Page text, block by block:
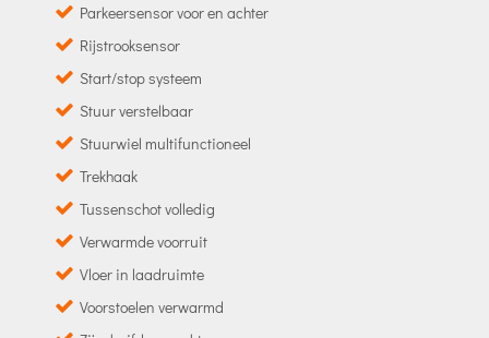
Parkeersensor voor en achter
Rijstrooksensor
Start/stop systeem
Stuur verstelbaar
Stuurwiel multifunctioneel
Trekhaak
Tussenschot volledig
Verwarmde voorruit
Vloer in laadruimte
Voorstoelen verwarmd